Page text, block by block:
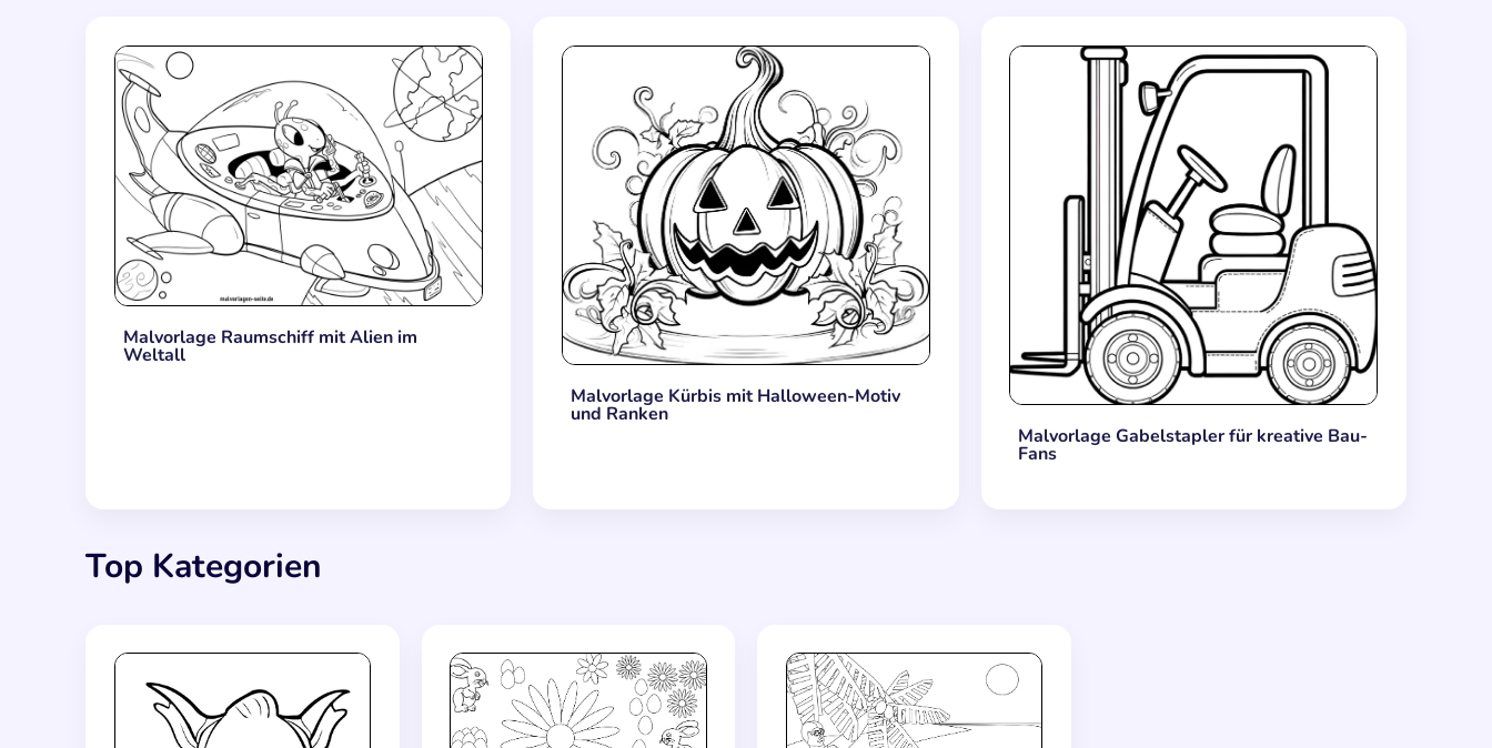
Malvorlage Raumschiff mit Alien im
Weltall
Malvorlage Kürbis mit Halloween-Motiv
und Ranken
Malvorlage Gabelstapler für kreative Bau-
Fans
Top Kategorien